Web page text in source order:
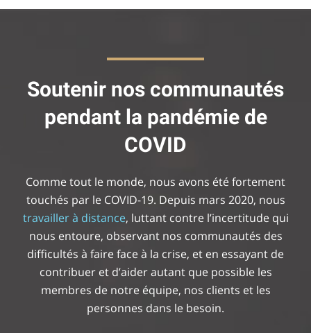
Soutenir nos communautés
pendant la pandémie de
COVID
Comme tout le monde, nous avons été fortement
touchés par le COVID-19. Depuis mars 2020, nous
travailler à distance, luttant contre l’incertitude qui
nous entoure, observant nos communautés des
difficultés à faire face à la crise, et en essayant de
contribuer et d’aider autant que possible les
membres de notre équipe, nos clients et les
personnes dans le besoin.